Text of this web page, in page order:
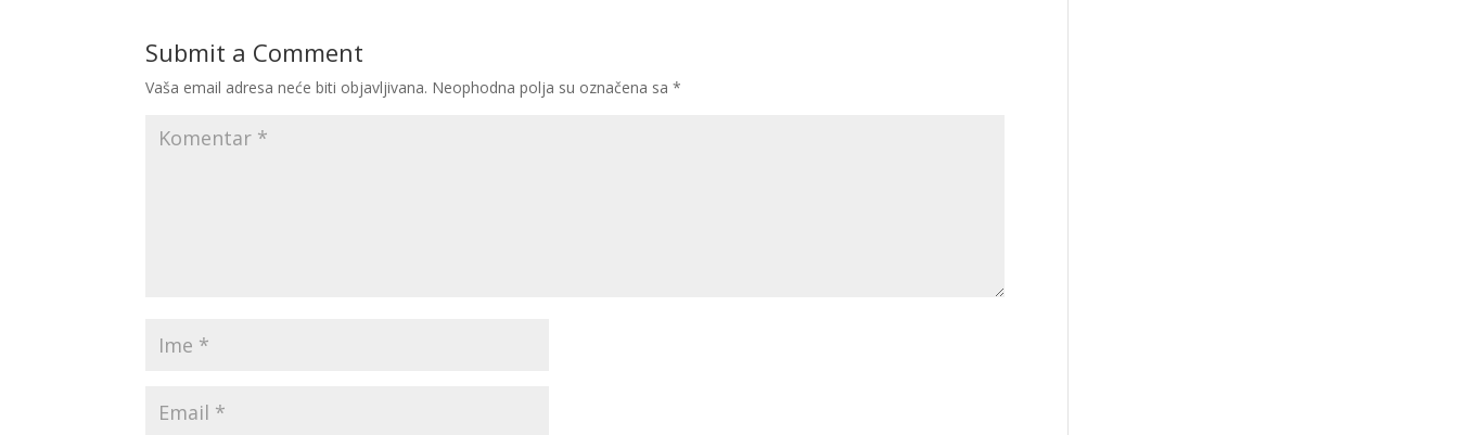
Submit a Comment
Vaša email adresa neće biti objavljivana. Neophodna polja su označena sa*